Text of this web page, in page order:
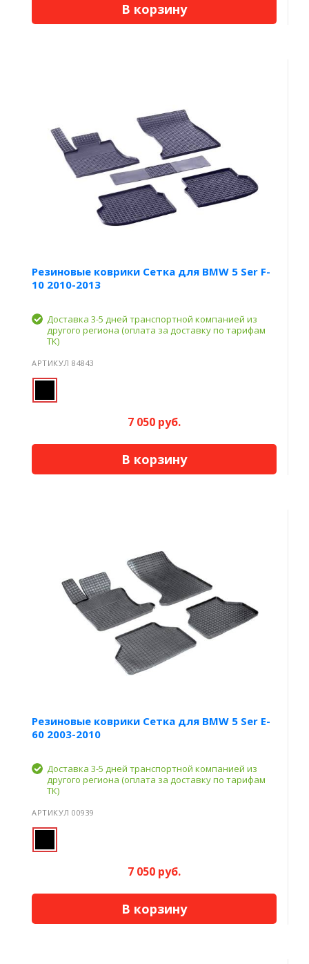
В корзину
Резиновые коврики Сетка для BMW 5 Ser F-
10 2010-2013
Доставка 3-5 дней транспортной компанией из
другого региона (оплата за доставку по тарифам
ТК)
АРТИКУЛ 84843
7 050 руб.
В корзину
Резиновые коврики Сетка для BMW 5 Ser E-
60 2003-2010
Доставка 3-5 дней транспортной компанией из
другого региона (оплата за доставку по тарифам
ТК)
АРТИКУЛ 00939
7 050 руб.
В корзину